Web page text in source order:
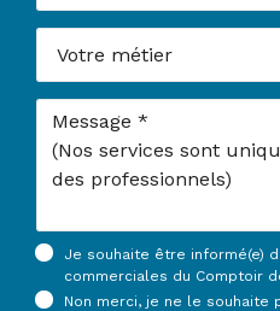
Message
Je souhaite être informé(e)
commerciales du Comptoir
Non merci, je ne le souhaite